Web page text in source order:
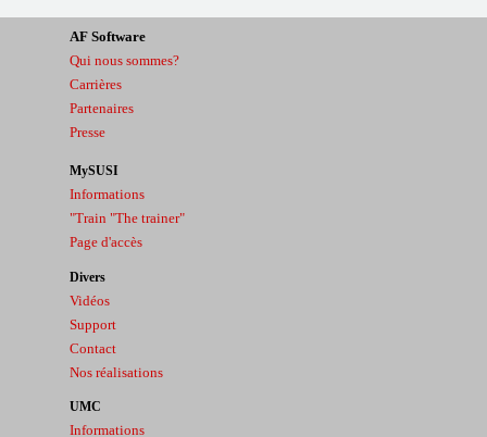
MySUSI
Informations
"Train "The trainer"
Page d'accès
Divers
Vidéos
Support
Contact
Nos réalisations
AF Software
Qui nous sommes?
Carrières
Partenaires
Presse
UMC
Informations